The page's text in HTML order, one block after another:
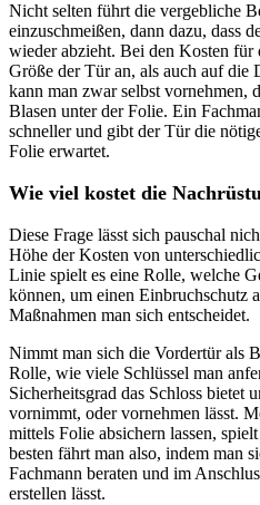
Nicht selten führt die vergebliche
einzuschmeißen, dann dazu, dass
wieder abzieht. Bei den Kosten für
Größe der Tür an, als auch auf
kann man zwar selbst vornehmen,
Blasen unter der Folie. Ein
schneller und gibt der Tür die
Folie erwartet.
Wie viel kostet die
Diese Frage lässt sich pauschal
Höhe der Kosten von
Linie spielt es eine Rolle, welche
können, um einen Einbruchschutz
Maßnahmen man sich entscheidet.
Nimmt man sich die Vordertür als
Rolle, wie viele Schlüssel man
Sicherheitsgrad das Schloss bietet
vornimmt, oder vornehmen lässt.
mittels Folie absichern lassen,
besten fährt man also, indem man
Fachmann beraten und im
erstellen lässt.